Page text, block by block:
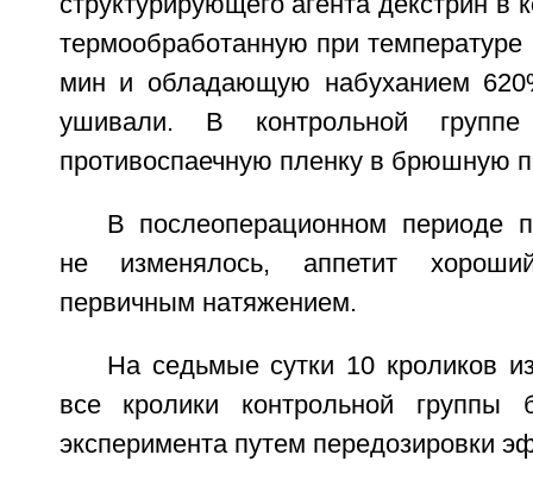
термообработанную при
мин и обладающую набуханием
ушивали. В контрольной
противоспаечную пленку в брюшную
В послеоперационном периоде
не изменялось, аппетит
первичным натяжением.
На седьмые сутки 10 кроликов
все кролики контрольной
эксперимента путем передозировки